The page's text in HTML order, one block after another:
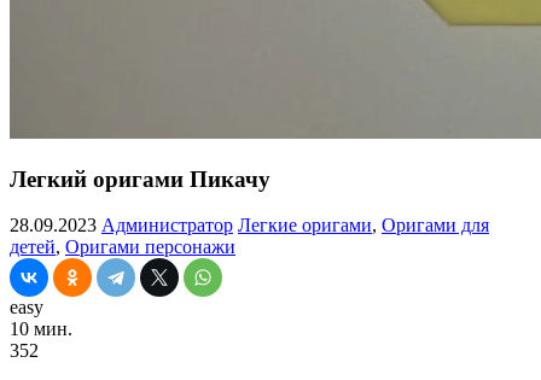
Легкий оригами Пикачу
28.09.2023 Администратор Легкие оригами, Оригами для
детей, Оригами персонажи
easy
10 мин.
352